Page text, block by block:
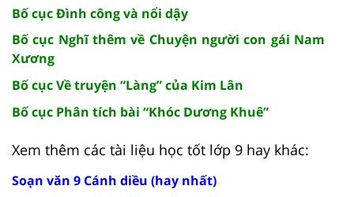
Bố cục Đình công và nổi dậy
Bố cục Nghĩ thêm về Chuyện người con gái Nam
Xương
Bố cục Về truyện “Làng” của Kim Lân
Bố cục Phân tích bài “Khóc Dương Khuê”
Xem thêm các tài liệu học tốt lớp 9 hay khác:
Soạn văn 9 Cánh diều (hay nhất)